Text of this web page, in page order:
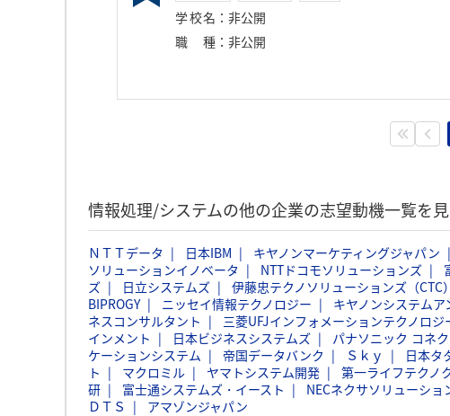
学校名 ： 非公開
職種 ： 非公開
情報処理/システムの他の企業の志望動機一覧を
ＮＴＴデータ 日本IBM キヤノンマーケティングジャパン
ソリューションイノベータ
NTTドコモソリューションズ
ズ
日立システムズ 伊藤忠テクノソリューションズ（CTC）
BIPROGY
ニッセイ情報テクノロジー キヤノンシステムア
ネスコンサルタント
三菱UFJインフォメーションテクノロジ
インメント
日本ビジネスシステムズ パナソニック コネ
ケーションシステム
帝国データバンク Ｓｋｙ 日本タ
ト
マクロミル ヤマトシステム開発 第一ライフテクノ
研
富士通システムズ・イースト NECネクサソリューショ
ＤＴＳ
アマゾンジャパン